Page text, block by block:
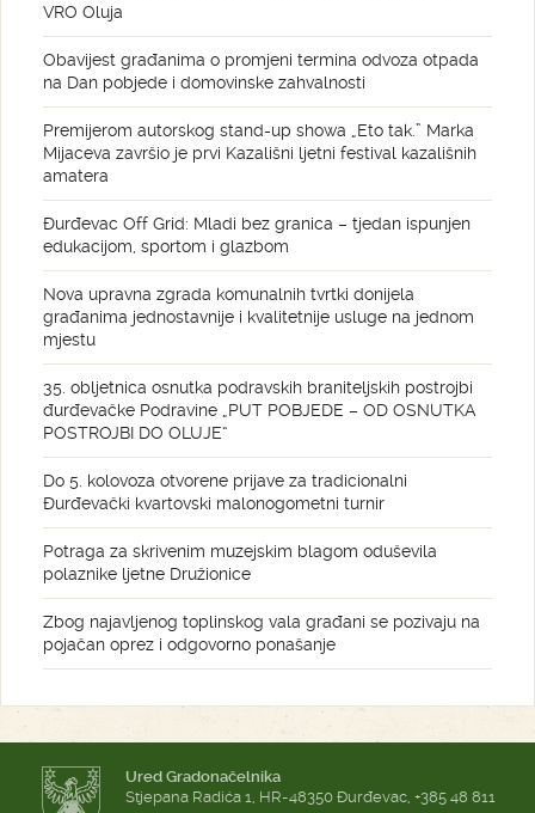
VRO Oluja
Obavijest građanima o promjeni termina odvoza otpada
na Dan pobjede i domovinske zahvalnosti
Premijerom autorskog stand-up showa „Eto tak.” Marka
Mijaceva završio je prvi Kazališni ljetni festival kazališnih
amatera
Đurđevac Off Grid: Mladi bez granica – tjedan ispunjen
edukacijom, sportom i glazbom
Nova upravna zgrada komunalnih tvrtki donijela
građanima jednostavnije i kvalitetnije usluge na jednom
mjestu
35. obljetnica osnutka podravskih braniteljskih postrojbi
đurđevačke Podravine „PUT POBJEDE – OD OSNUTKA
POSTROJBI DO OLUJE“
Do 5. kolovoza otvorene prijave za tradicionalni
Đurđevački kvartovski malonogometni turnir
Potraga za skrivenim muzejskim blagom oduševila
polaznike ljetne Družionice
Zbog najavljenog toplinskog vala građani se pozivaju na
pojačan oprez i odgovorno ponašanje
Ured Gradonačelnika
Stjepana Radića 1, HR-48350 Đurđevac, +385 48 811